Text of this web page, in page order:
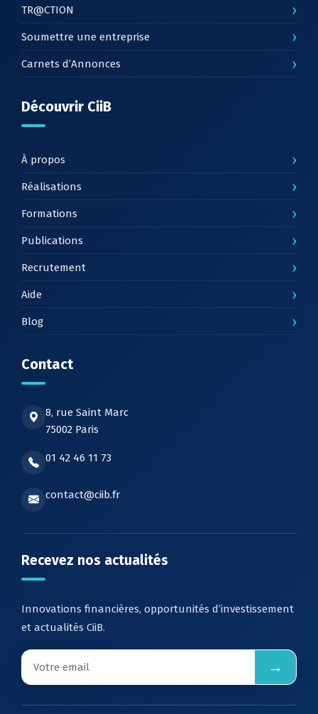
TR@CTION ›
Soumettre une entreprise ›
Carnets d’Annonces ›
Découvrir CiiB
À propos ›
Réalisations ›
Formations ›
Publications ›
Recrutement ›
Aide ›
Blog ›
Contact
8, rue Saint Marc
75002 Paris
01 42 46 11 73
contact@ciib.fr
Recevez nos actualités
Innovations financières, opportunités d’investissement
et actualités CiiB.
→